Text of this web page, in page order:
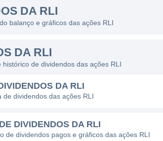
DA RLI
balanço e gráficos das ações RLI
DA RLI
de dividendos das ações RLI
DA RLI
de dividendos das ações RLI
DIVIDENDOS DA RLI
de dividendos pagos e gráficos das ações RLI